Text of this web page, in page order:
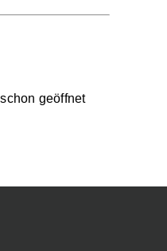
geöffnet